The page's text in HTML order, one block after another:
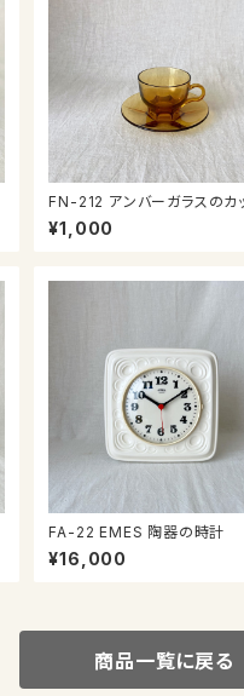
FN-212 アンバーガラスのカップ＆
ソーサー
¥1,000
FA-22 EMES 陶器の時計
¥16,000
商品一覧に戻る